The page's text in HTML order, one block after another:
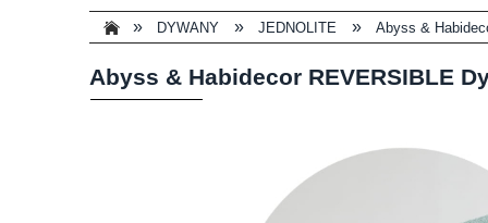
» DYWANY » JEDNOLITE » Abyss &
Abyss & Habidecor REVERSIBLE